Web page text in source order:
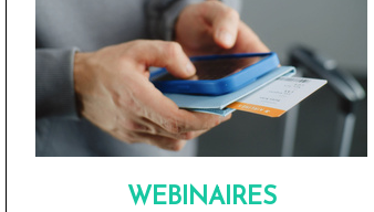
WEBINAIRES